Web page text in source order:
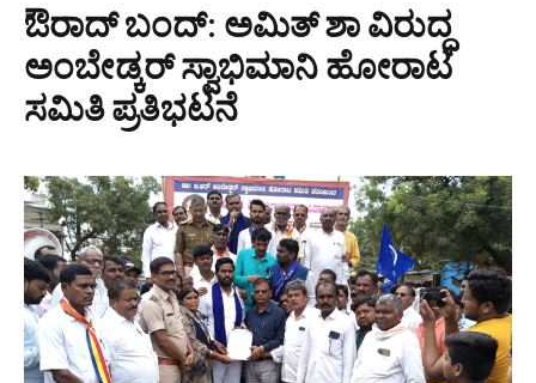
ಔರಾದ್ ಬಂದ್: ಅಮಿತ್ ಶಾ ವಿರುದ್ಧ
ಅಂಬೇಡ್ಕರ್ ಸ್ವಾಭಿಮಾನಿ ಹೋರಾಟ
ಸಮಿತಿ ಪ್ರತಿಭಟನೆ